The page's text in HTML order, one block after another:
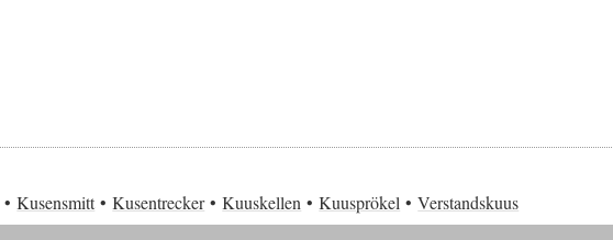
Kusensmitt Kusentrecker Kuuskellen Kuusprökel
Verstandskuus